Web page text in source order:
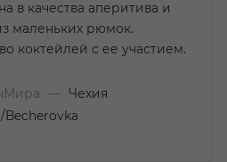
в качества аперитива и
маленьких рюмок.
коктейлей с ее участием.
—
Чехия
Becherovka